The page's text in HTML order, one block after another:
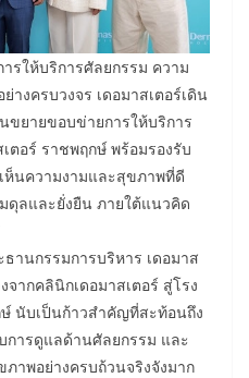
รให้บริการศัลยกรรม ความ
างครบวงจร เดอมาสเตอร์เดิน
ยายขอบข่ายการให้บริการ
ตอร์ ราชพฤกษ์ พร้อมรองรับ
ห็นความงามและสุขภาพที่ดี
ดุลและยั่งยืน ภายใต้แนวคิด
านกรรมการบริหาร เดอมาส
จากคลินิกเดอมาสเตอร์ สู่โรง
นับเป็นก้าวสำคัญที่สะท้อนถึง
การดูแลด้านศัลยกรรม และ
าพอย่างครบถ้วนจริงจังมาก